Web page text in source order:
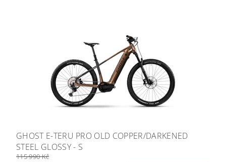
GHOST E-TERU PRO OLD COPPER/DARKENED
STEEL GLOSSY - S
115 990 Kč